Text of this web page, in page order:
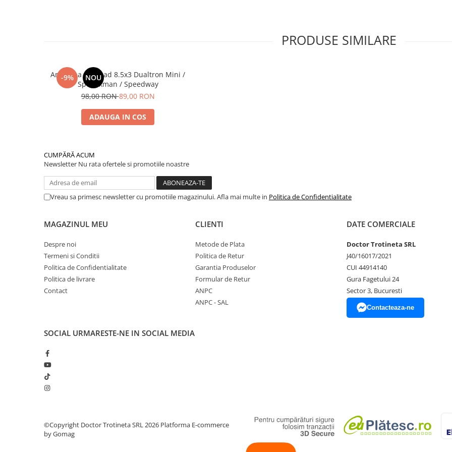
PRODUSE SIMILARE
-9% NOU
Anvelopa Cityroad 8.5x3 Dualtron Mini /
Speedxman / Speedway
98,00 RON89,00 RON
ADAUGA IN COS
CUMPĂRĂ ACUM
Newsletter Nu rata ofertele si promotiile noastre
Vreau sa primesc newsletter cu promotiile magazinului. Afla mai multe in Politica de Confidentialitate
MAGAZINUL MEU
Despre noi
Termeni si Conditii
Politica de Confidentialitate
Politica de livrare
Contact
CLIENTI
Metode de Plata
Politica de Retur
Garantia Produselor
Formular de Retur
ANPC
ANPC - SAL
DATE COMERCIALE
Doctor Trotineta SRL
J40/16017/2021
CUI 44914140
Gura Fagetului 24
Sector 3, Bucuresti
Contacteaza-ne
SOCIAL URMARESTE-NE IN SOCIAL MEDIA
©Copyright Doctor Trotineta SRL 2026 Platforma E-commerce
by Gomag